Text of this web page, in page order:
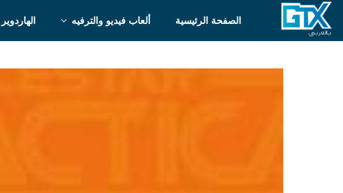
الصفحة الرئيسية ألعاب فيديو والترفيه الهاردوير